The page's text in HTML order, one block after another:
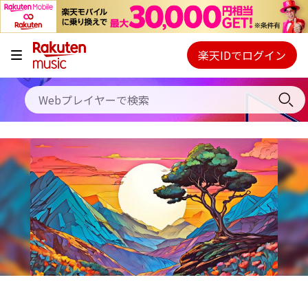
キャンペーン
料金プラン
使い方
初回30日間無料お試し
Webプレイヤー
ご契約内容の確認・変更
楽天IDでログイン